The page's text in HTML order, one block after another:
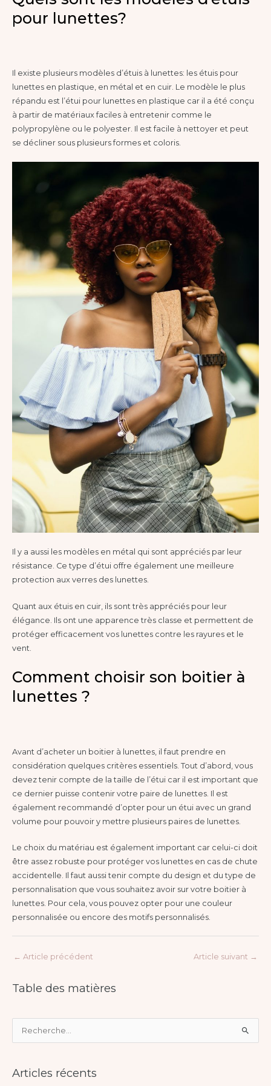
pouvez commencer chaque matin avec un champ de vision
cristallin et sans buée. Construit pour la durabilité et la
rembourré et doublé de polaire pour prévenir les rayures et
grande taille et sans monture avec un ajustement généreux.*
Les pochettes intérieures intégrées offrent un rangement
sécurisé et séparé pour une lentille de rechange.* Les
durable et structurée offrant une protection supérieure
contre l´écrasement.Spécifications techniques :* Matière :
SynthétiqueDes lunettes propres et sèches pour une glisse
agréable.Donnez à vos lunettes le respect qu´elles méritent
entre deux journées...
pour lunettes?
Il existe plusieurs modèles d’étuis à lunettes: les étuis pour
lunettes en plastique, en métal et en cuir. Le modèle le plus
répandu est l’étui pour lunettes en plastique car il a été conçu
à partir de matériaux faciles à entretenir comme le
polypropylène ou le polyester. Il est facile à nettoyer et peut
se décliner sous plusieurs formes et coloris.
Il y a aussi les modèles en métal qui sont appréciés par leur
résistance. Ce type d’étui offre également une meilleure
protection aux verres des lunettes.
Quant aux étuis en cuir, ils sont très appréciés pour leur
élégance. Ils ont une apparence très classe et permettent de
protéger efficacement vos lunettes contre les rayures et le
vent.
Comment choisir son boitier à
lunettes ?
Avant d’acheter un boitier à lunettes, il faut prendre en
considération quelques critères essentiels. Tout d’abord, vous
devez tenir compte de la taille de l’étui car il est important que
ce dernier puisse contenir votre paire de lunettes. Il est
également recommandé d’opter pour un étui avec un grand
volume pour pouvoir y mettre plusieurs paires de lunettes.
Le choix du matériau est également important car celui-ci doit
être assez robuste pour protéger vos lunettes en cas de chute
accidentelle. Il faut aussi tenir compte du design et du type de
personnalisation que vous souhaitez avoir sur votre boitier à
lunettes. Pour cela, vous pouvez opter pour une couleur
personnalisée ou encore des motifs personnalisés.
← Article précédent Article suivant →
Table des matières
hArticles récents